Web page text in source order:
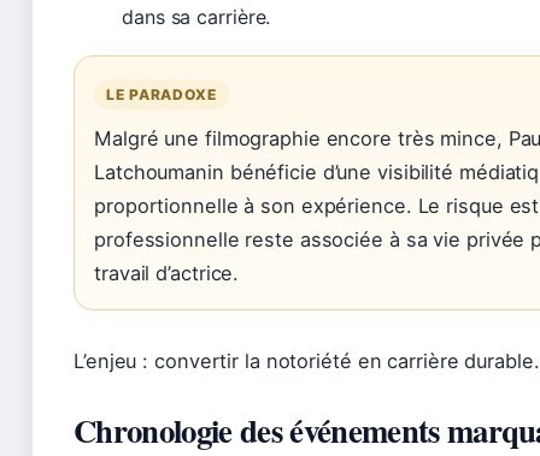
dans sa carrière.
LE PARADOXE
Malgré une filmographie encore très mince,
Latchoumanin bénéficie d’une visibilité
proportionnelle à son expérience. Le risque
professionnelle reste associée à sa vie privée
travail d’actrice.
L’enjeu : convertir la notoriété en carrière durable.
Chronologie des événements